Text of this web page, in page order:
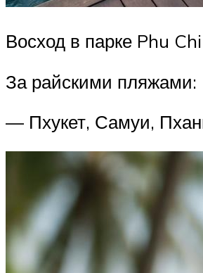
Восход в парке Phu
За райскими пляжами:
— Пхукет, Самуи,